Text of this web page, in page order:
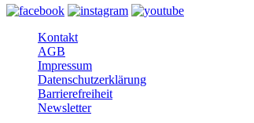
Kontakt
AGB
Impressum
Datenschutzerklärung
Barrierefreiheit
Newsletter